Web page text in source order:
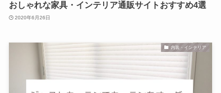
おしゃれな家具・インテリア通販サイトおすすめ4選
2020年6月26日
内装・インテリア